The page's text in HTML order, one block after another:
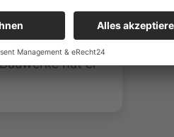
hat er